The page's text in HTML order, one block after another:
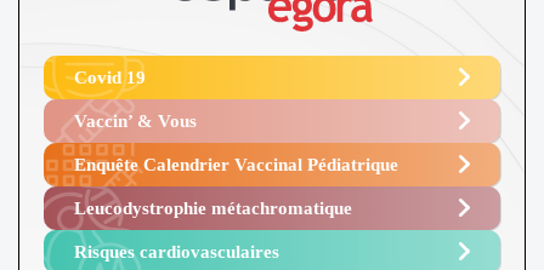
Covid 19
Vaccin’ & Vous
Enquête Calendrier Vaccinal Pédiatrique
Leucodystrophie métachromatique
Risques cardiovasculaires